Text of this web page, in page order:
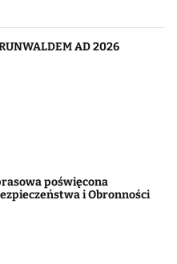
AD 2026
poświęcona
i Obronności